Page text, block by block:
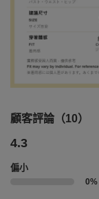
顧客評論（10）
4.3
偏小
0%